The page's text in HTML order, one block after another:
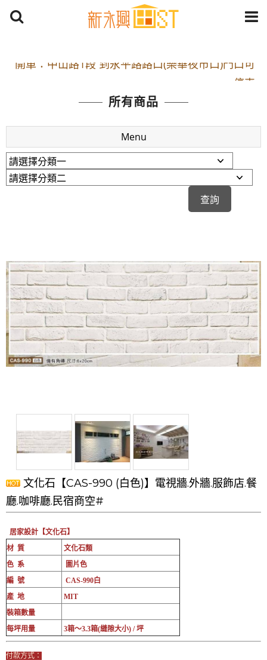
停車
捷運： 中和線【頂溪站 2 號出口】往中山路1段139
原Line已滿 無法加Line好友 請親愛的客戶加入
LINE官方帳號@a0975005573
開車：中山路1段 到永平路路口(樂華夜市口)門口可
停車
捷運： 中和線【頂溪站 2 號出口】往中山路1段139
LINE官方帳號@a0975005573
所有商品
Menu
文化石【CAS-990 (白色)】電視牆.外牆.服飾店.餐
廳.咖啡廳.民宿商空#
居家設計【文化石】
材 質
文化石類
色 系
圖片色
編 號
CAS-990白
產 地
MIT
裝箱數量
每坪用量
3箱～3.3箱(縫隙大小) / 坪
付款方式：